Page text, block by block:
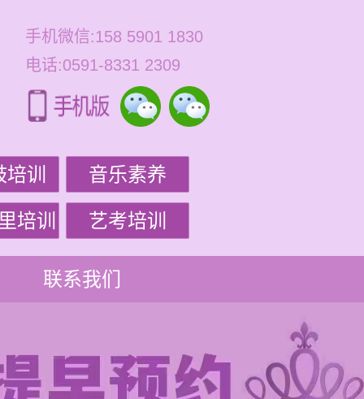
手机微信:158 5901 1830
电话:0591-8331 2309
训 音乐素养
培训 艺考培训
联系我们